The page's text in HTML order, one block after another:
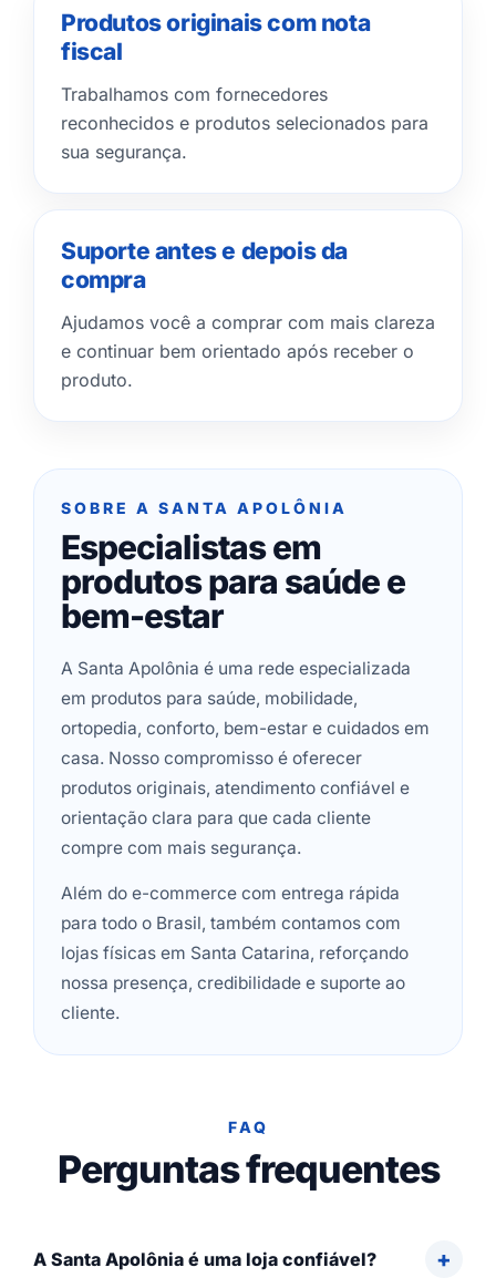
Produtos originais com nota
fiscal
Trabalhamos com fornecedores
reconhecidos e produtos selecionados para
sua segurança.
Suporte antes e depois da
compra
Ajudamos você a comprar com mais clareza
e continuar bem orientado após receber o
produto.
SOBRE A SANTA APOLÔNIA
Especialistas em
produtos para saúde e
bem-estar
A Santa Apolônia é uma rede especializada
em produtos para saúde, mobilidade,
ortopedia, conforto, bem-estar e cuidados em
casa. Nosso compromisso é oferecer
produtos originais, atendimento confiável e
orientação clara para que cada cliente
compre com mais segurança.
Além do e-commerce com entrega rápida
para todo o Brasil, também contamos com
lojas físicas em Santa Catarina, reforçando
nossa presença, credibilidade e suporte ao
cliente.
FAQ
Perguntas frequentes
A Santa Apolônia é uma loja confiável?